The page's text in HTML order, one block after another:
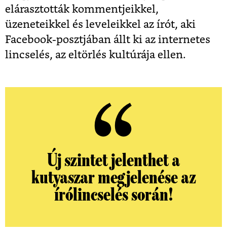
elárasztották kommentjeikkel,
üzeneteikkel és leveleikkel az írót, aki
Facebook-posztjában állt ki az internetes
lincselés, az eltörlés kultúrája ellen.
Új szintet jelenthet a
kutyaszar megjelenése az
írólincselés során!